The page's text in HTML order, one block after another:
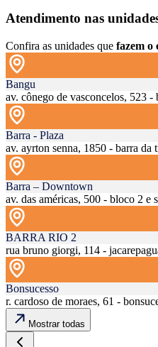
Atendimento nas
Confira as unidades que fazem o
Bangu
av. cônego de vasconcelos, 523 -
Barra - Plaza
av. ayrton senna, 1850 - barra da
Barra – Downtown
av. das américas, 500 - bloco 2 e
BARRA RIO 2
rua bruno giorgi, 114 -
Bonsucesso
r. cardoso de moraes, 61 -
Mostrar todas